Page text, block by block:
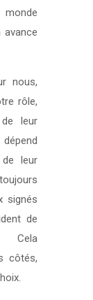
nous,
rôle,
leur
de leur
signés
de
Cela
côtés,